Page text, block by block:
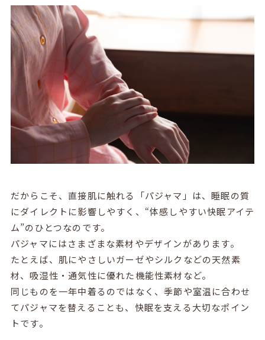
だからこそ、直接肌に触れる「パジャマ」は、睡眠の質
にダイレクトに影響しやすく、“体感しやすい快眠アイテ
ム”のひとつなのです。
パジャマにはさまざまな素材やデザインがあります。
たとえば、肌にやさしいガーゼやシルクなどの天然素
材、吸湿性・通気性に優れた機能性素材など。
同じものを一年中着るのではなく、季節や室温に合わせ
てパジャマを替えることも、快眠を支える大切なポイン
トです。